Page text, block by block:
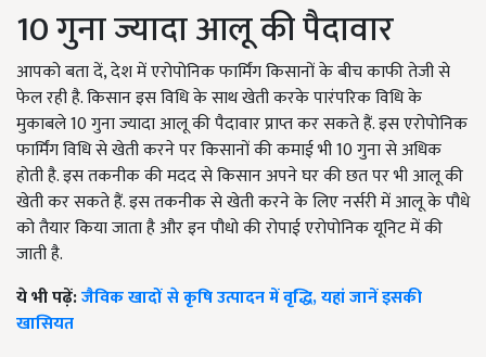
10 गुना ज्यादा आलू की पैदावार
आपको बता दें, देश में एरोपोनिक फार्मिंग किसानों के बीच काफी तेजी से
फेल रही है. किसान इस विधि के साथ खेती करके पारंपरिक विधि के
मुकाबले 10 गुना ज्यादा आलू की पैदावार प्राप्त कर सकते हैं. इस एरोपोनिक
फार्मिंग विधि से खेती करने पर किसानों की कमाई भी 10 गुना से अधिक
होती है. इस तकनीक की मदद से किसान अपने घर की छत पर भी आलू की
खेती कर सकते हैं. इस तकनीक से खेती करने के लिए नर्सरी में आलू के पौधे
को तैयार किया जाता है और इन पौधो की रोपाई एरोपोनिक यूनिट में की
जाती है.
ये भी पढ़ें:जैविक खादों से कृषि उत्पादन में वृद्धि, यहां जानें इसकी
खासियत